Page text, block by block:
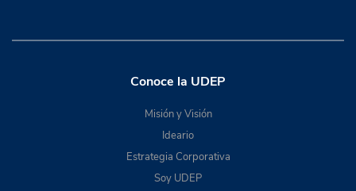
Conoce la UDEP
Misión y Visión
Ideario
Estrategia Corporativa
Soy UDEP